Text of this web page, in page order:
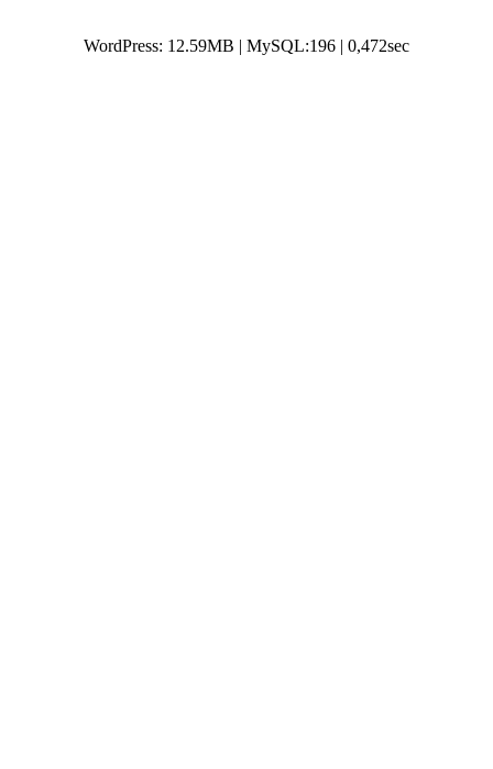
WordPress: 12.59MB | MySQL:196 | 0,472sec